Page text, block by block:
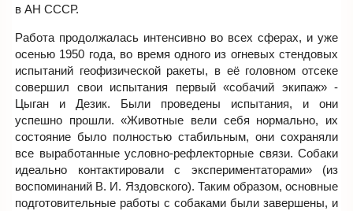
в АН СССР.
Работа продолжалась интенсивно во всех сферах, и уже
осенью 1950 года, во время одного из огневых стендовых
испытаний геофизической ракеты, в её головном отсеке
совершил свои испытания первый «собачий экипаж» -
Цыган и Дезик. Были проведены испытания, и они
успешно прошли. «Животные вели себя нормально, их
состояние было полностью стабильным, они сохраняли
все выработанные условно-рефлекторные связи. Собаки
идеально контактировали с экспериментаторами» (из
воспоминаний В. И. Яздовского). Таким образом, основные
подготовительные работы с собаками были завершены, и